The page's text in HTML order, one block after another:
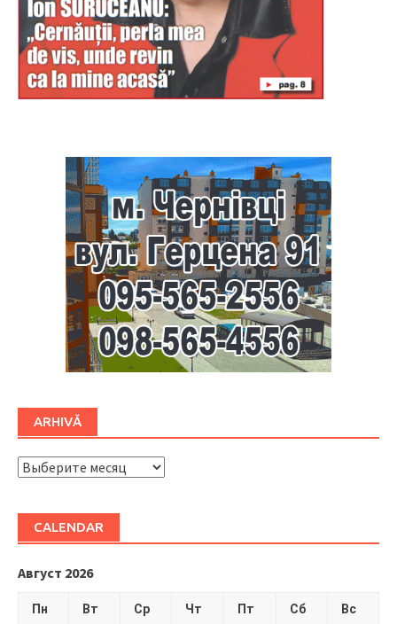
ARHIVĂ
ARHIVĂ
CALENDAR
Август 2026
Пн Вт Ср Чт Пт Сб Вс